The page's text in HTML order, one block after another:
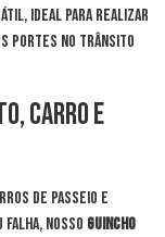
ideal para realizar
portes no trânsito
Carro e
de passeio e
nosso guincho